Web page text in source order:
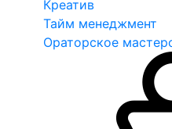
Креатив
Тайм менеджмент
Ораторское